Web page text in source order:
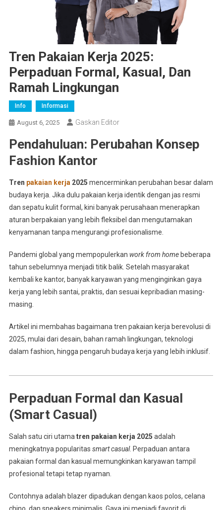
Tren Pakaian Kerja 2025:
Perpaduan Formal, Kasual, Dan
Ramah Lingkungan
Info Informasi
August 6, 2025 Gaskan Editor
Pendahuluan: Perubahan Konsep
Fashion Kantor
Tren pakaian kerja 2025 mencerminkan perubahan besar dalam
budaya kerja. Jika dulu pakaian kerja identik dengan jas resmi
dan sepatu kulit formal, kini banyak perusahaan menerapkan
aturan berpakaian yang lebih fleksibel dan mengutamakan
kenyamanan tanpa mengurangi profesionalisme.
Pandemi global yang mempopulerkan work from homebeberapa
tahun sebelumnya menjadi titik balik. Setelah masyarakat
kembali ke kantor, banyak karyawan yang menginginkan gaya
kerja yang lebih santai, praktis, dan sesuai kepribadian masing-
masing.
Artikel ini membahas bagaimana tren pakaian kerja berevolusi di
2025, mulai dari desain, bahan ramah lingkungan, teknologi
dalam fashion, hingga pengaruh budaya kerja yang lebih inklusif.
Perpaduan Formal dan Kasual
(Smart Casual)
Salah satu ciri utama tren pakaian kerja 2025 adalah
meningkatnya popularitas smart casual. Perpaduan antara
pakaian formal dan kasual memungkinkan karyawan tampil
profesional tetapi tetap nyaman.
Contohnya adalah blazer dipadukan dengan kaos polos, celana